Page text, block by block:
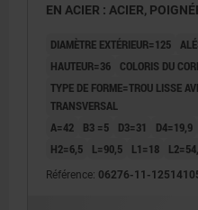
EN ACIER : ACIER,
DIAMÈTRE EXTÉRIEUR=125
HAUTEUR=36
COLORIS DU
TYPE DE FORME=TROU LISSE
TRANSVERSAL
A=42
B3 =5 D3=31 D4=19,9
H2=6,5
L=90,5 L1=18
Référence: 06276-11-